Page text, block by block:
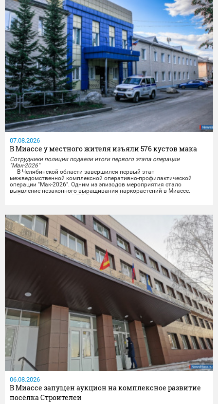
07.08.2026
В Миассе у местного жителя изъяли 576 кустов мака
Сотрудники полиции подвели итоги первого этапа операции
"Мак-2026"
В Челябинской области завершился первый этап
межведомственной комплексной оперативно-профилактической
операции "Мак-2026". Одним из эпизодов мероприятия стало
выявление незаконного выращивания наркорастений в Миассе.
Сотрудники отдела МВД России по Миассу совместно с
жителя,...
06.08.2026
В Миассе запущен аукцион на комплексное развитие
посёлка Строителей